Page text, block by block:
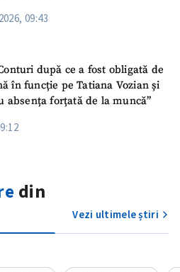
09:43
după ce a fost obligată de
în funcție pe Tatiana Vozian și
absența forțată de la muncă”
din
Vezi ultimele știri